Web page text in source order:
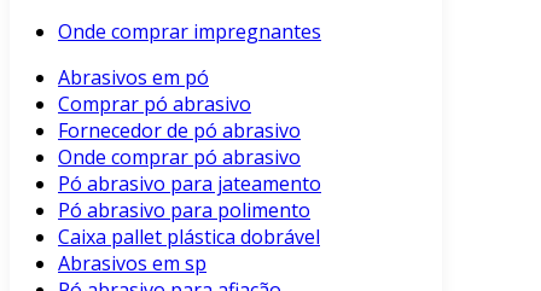
Onde comprar impregnantes
Abrasivos em pó
Comprar pó abrasivo
Fornecedor de pó abrasivo
Onde comprar pó abrasivo
Pó abrasivo para jateamento
Pó abrasivo para polimento
Caixa pallet plástica dobrável
Abrasivos em sp